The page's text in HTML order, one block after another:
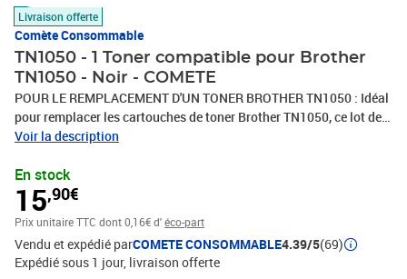
Livraison offerte
Comète Consommable
TN1050 - 1 Toner compatible pour Brother
TN1050 - Noir - COMETE
POUR LE REMPLACEMENT D'UN TONER BROTHER TN1050 : Idéal
pour remplacer les cartouches de toner Brother TN1050, ce lot de 1
toner TN1050 est compatible avec différents modèles
cartouche d'origine.COMPATIBILITÉ : Compatible avec Brother
TN1050 / MFC 1910W MFC-1810 MFC-1815 MFC-1910W MFC-
1915W DCP-1510 DPC-1512 DCP-1610W DCP-1612W HL-1110
HL-1112 HL-1210W HL-1212W.QUALITÉ PROFESSIONNELLE :
100 % compatible avec les imprimantes Brother TN1050 pour
lesquelles il est conçu, ce toner offre un rendement de 1000 pages
Voir la description
En stock
15,90€
Prix unitaire TTC dont 0,16€ d'éco-part
Vendu et expédié parCOMETE CONSOMMABLE4.39/5(69)
Expédié sous 1 jour livraison offerte